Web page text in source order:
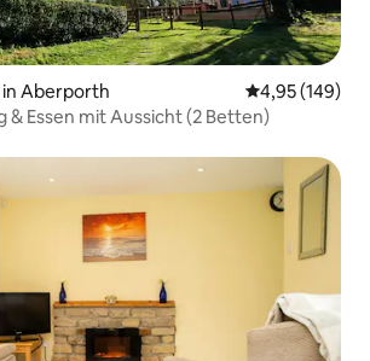
Aberporth
4,95 (149)
& Essen mit Aussicht (2 Betten)